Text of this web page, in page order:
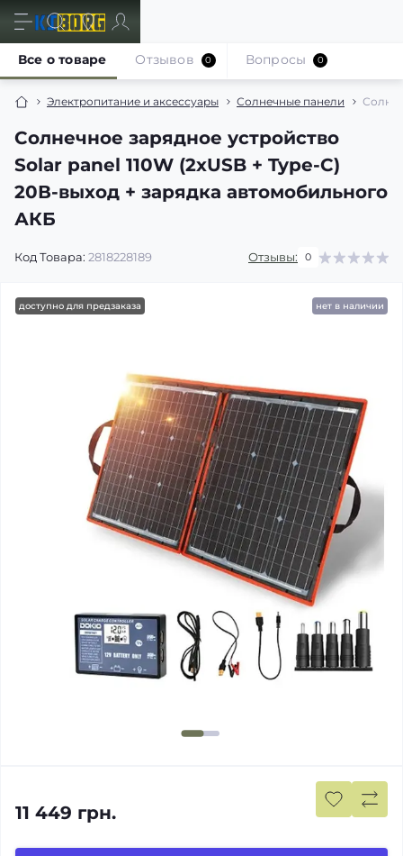
Электропитание и аксессуары Солнечные панели
Солнечное зарядное устройство
Solar panel 110W (2xUSB + Type-C)
20В-выход + зарядка автомобильного
АКБ
Код Товара: 2818228189 Отзывы: 0
Все о товаре Отзывов 0 Вопросы 0
доступно для предзаказа нет в наличии
11 449 грн.